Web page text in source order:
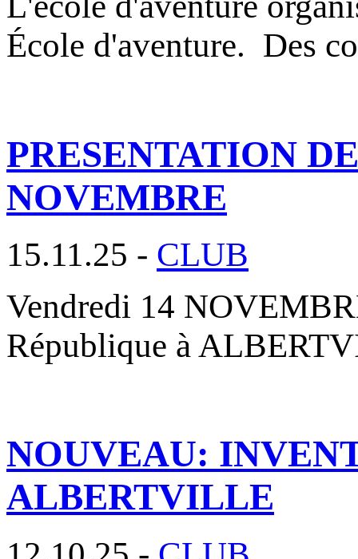
École d'aventure. Des
PRESENTATION
NOVEMBRE
15.11.25 - CLUB
Vendredi 14
République à
NOUVEAU:
ALBERTVILLE